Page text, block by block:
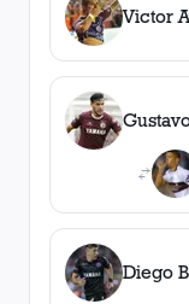
Victor
Diego